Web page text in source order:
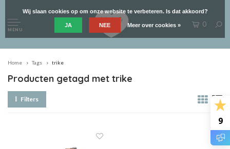
9
MENU
0
Home Tags trike
Producten getagd met trike
Filters
Wij slaan cookies op om onze website te verbeteren. Is dat akkoord?
JA NEE Meer over cookies »